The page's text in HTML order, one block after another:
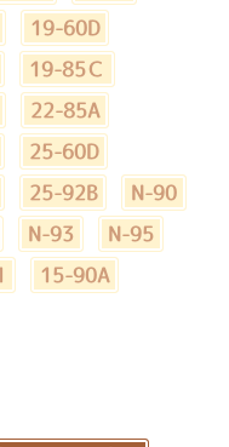
19-60D
19-85Ｃ
22-85A
25-60D
25-92B N-90
N-93 N-95
15-90A